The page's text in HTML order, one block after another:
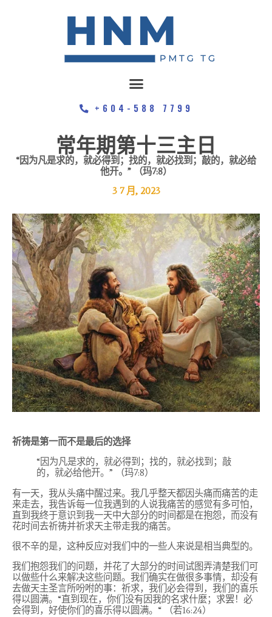
+604-588 7799
常年期第十三主日
“因为凡是求的，就必得到；找的，就必找到；敲的，就必给
他开。” （玛7:8）
3 7 月, 2023
祈祷是第一而不是最后的选择
“因为凡是求的，就必得到；找的，就必找到；敲
的，就必给他开。 ” （玛7:8）
有一天，我从头痛中醒过来。我几乎整天都因头痛而痛苦的走
来走去，我告诉每一位我遇到的人说我痛苦的感觉有多可怕，
直到我终于意识到我一天中大部分的时间都是在抱怨，而没有
花时间去祈祷并祈求天主带走我的痛苦。
很不辛的是，这种反应对我们中的一些人来说是相当典型的。
我们抱怨我们的问题，并花了大部分的时间试图弄清楚我们可
以做些什么来解决这些问题。我们确实在做很多事情，却没有
去做天主圣言所吩咐的事：祈求，我们必会得到，我们的喜乐
得以圆满。 “直到现在，你们没有因我的名求什麼；求罢！必
会得到，好使你们的喜乐得以圆满。 “ （若16:24）